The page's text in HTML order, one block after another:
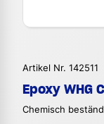
Artikel Nr. 142511
Epoxy WHG
Chemisch